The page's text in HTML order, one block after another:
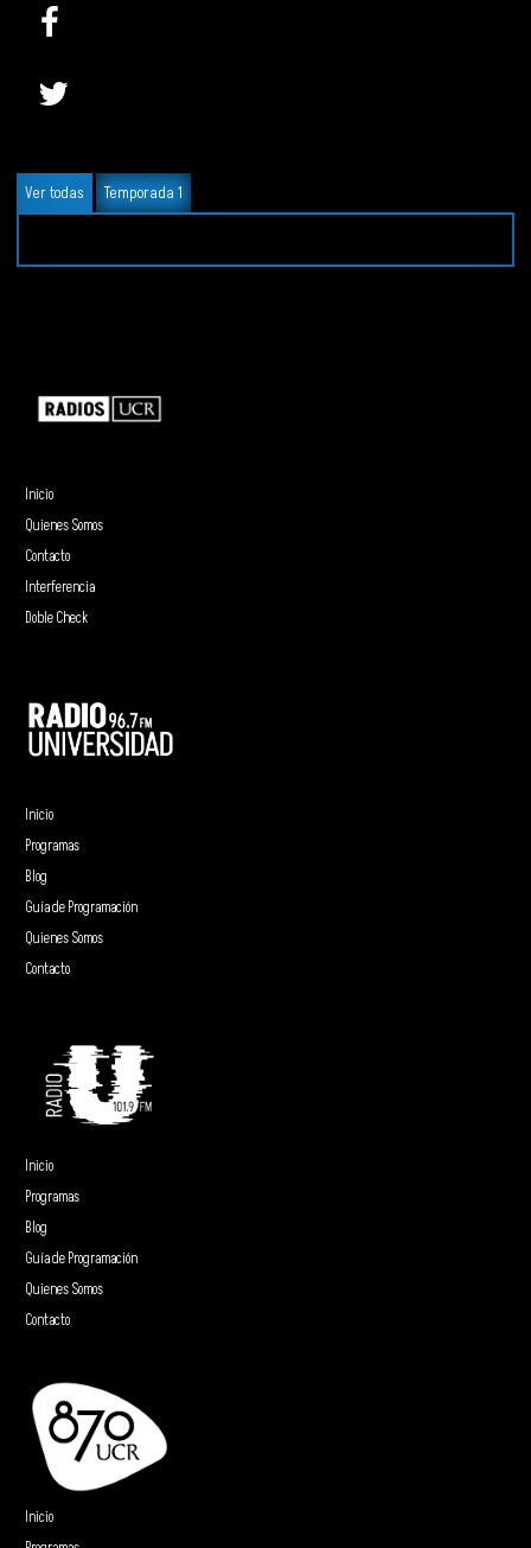
Ver todas Temporada 1
Inicio
Quienes Somos
Contacto
Interferencia
Doble Check
Inicio
Programas
Blog
Guía de Programación
Quienes Somos
Contacto
Inicio
Programas
Blog
Guía de Programación
Quienes Somos
Contacto
Inicio